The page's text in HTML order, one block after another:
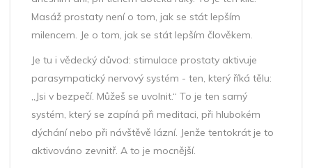
Masáž prostaty není o tom, jak se stát lepším
milencem. Je o tom, jak se stát lepším člověkem.
Je tu i vědecký důvod: stimulace prostaty aktivuje
parasympatický nervový systém - ten, který říká tělu:
„Jsi v bezpečí. Můžeš se uvolnit.“ To je ten samý
systém, který se zapíná při meditaci, při hlubokém
dýchání nebo při návštěvě lázní. Jenže tentokrát je to
aktivováno zevnitř. A to je mocnější.